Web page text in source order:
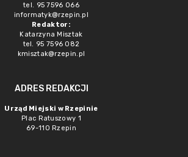
tel. 95 7596 066
informatyk@rzepin.pl
Redaktor:
Katarzyna Misztak
tel. 95 7596 082
kmisztak@rzepin.pl
ADRES REDAKCJI
Urząd Miejski w Rzepinie
Plac Ratuszowy 1
69-110 Rzepin